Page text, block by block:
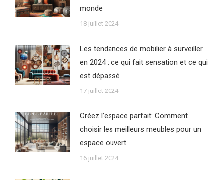
monde
18 juillet 2024
Les tendances de mobilier à surveiller
en 2024 : ce qui fait sensation et ce qui
est dépassé
17 juillet 2024
Créez l’espace parfait: Comment
choisir les meilleurs meubles pour un
espace ouvert
16 juillet 2024